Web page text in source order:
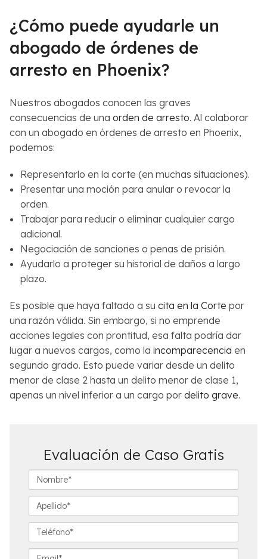
¿Cómo puede ayudarle un
abogado de órdenes de
arresto en Phoenix?
Nuestros abogados conocen las graves
consecuencias de una orden de arresto. Al colaborar
con un abogado en órdenes de arresto en Phoenix,
podemos:
Representarlo en la corte (en muchas situaciones).
Presentar una moción para anular o revocar la
orden.
Trabajar para reducir o eliminar cualquier cargo
adicional.
Negociación de sanciones o penas de prisión.
Ayudarlo a proteger su historial de daños a largo
plazo.
Es posible que haya faltado a su cita en la Corte por
una razón válida. Sin embargo, si no emprende
acciones legales con prontitud, esa falta podría dar
lugar a nuevos cargos, como la incomparecencia en
segundo grado. Esto puede variar desde un delito
menor de clase 2 hasta un delito menor de clase 1,
apenas un nivel inferior a un cargo por delito grave.
Evaluación de Caso Gratis
o
m
r
*
p
e
l
e
l